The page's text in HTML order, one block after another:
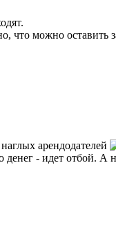
что можно оставить
арендодателей
- идет отбой. А